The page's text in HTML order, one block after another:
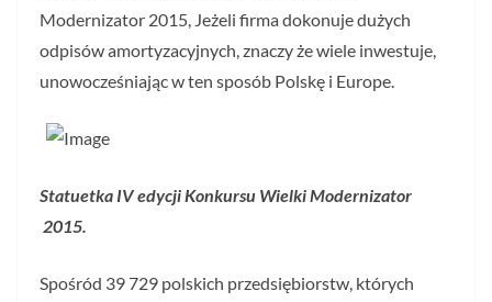
Modernizator 2015, Jeżeli firma dokonuje dużych
odpisów amortyzacyjnych, znaczy że wiele inwestuje,
unowocześniając w ten sposób Polskę i Europe.
Statuetka IV edycji Konkursu Wielki Modernizator
2015.
Spośród 39 729 polskich przedsiębiorstw, których